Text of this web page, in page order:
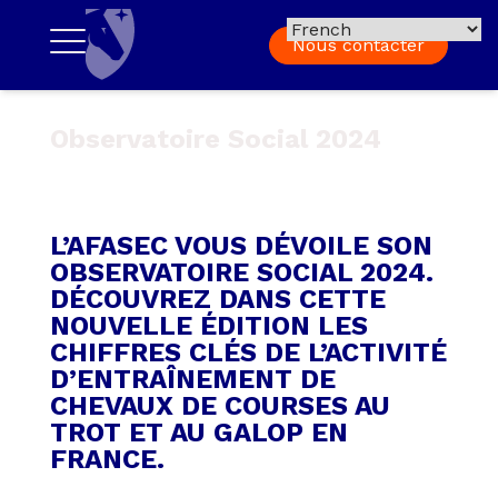
Nous contacter
L’AFASEC VOUS DÉVOILE SON
OBSERVATOIRE SOCIAL 2024.
DÉCOUVREZ DANS CETTE
NOUVELLE ÉDITION LES
CHIFFRES CLÉS DE L’ACTIVITÉ
D’ENTRAÎNEMENT DE
CHEVAUX DE COURSES AU
TROT ET AU GALOP EN
FRANCE.